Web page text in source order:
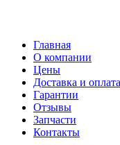
Главная
О компании
Цены
Доставка и оплата
Гарантии
Отзывы
Запчасти
Контакты